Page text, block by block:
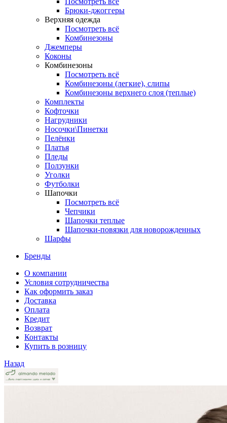
Брюки-джоггеры
Верхняя одежда
Посмотреть всё
Комбинезоны
Джемперы
Коконы
Комбинезоны
Посмотреть всё
Комбинезоны (легкие), слипы
Комбинезоны верхнего слоя (теплые)
Комплекты
Кофточки
Нагрудники
Носочки\Пинетки
Пелёнки
Платья
Пледы
Ползунки
Уголки
Футболки
Шапочки
Посмотреть всё
Чепчики
Шапочки теплые
Шапочки-повязки для новорожденных
Шарфы
Бренды
О компании
Условия сотрудничества
Как оформить заказ
Доставка
Оплата
Кредит
Возврат
Контакты
Купить в розницу
Назад